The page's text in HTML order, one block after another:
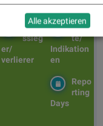
Diashows
h der
Stunde
Märk
te/
Indikation
en
Tage
ssieg
er/
verlierer
Repo
rting
Days
Alle akzeptieren